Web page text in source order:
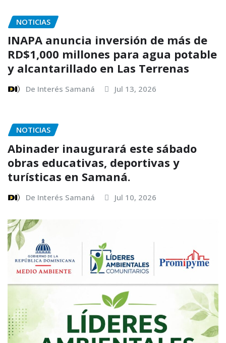
NOTICIAS
INAPA anuncia inversión de más de
RD$1,000 millones para agua potable
y alcantarillado en Las Terrenas
De Interés Samaná Jul 13, 2026
NOTICIAS
Abinader inaugurará este sábado
obras educativas, deportivas y
turísticas en Samaná.
De Interés Samaná Jul 10, 2026